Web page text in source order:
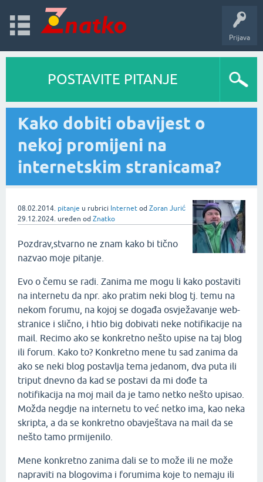
Prijava
POSTAVITE PITANJE
Kako dobiti obavijest o
nekoj promijeni na
internetskim stranicama?
08.02.2014. pitanje u rubrici Internet od Zoran Jurić
29.12.2024. uređen od Znatko
Pozdrav,stvarno ne znam kako bi tično
nazvao moje pitanje.
Evo o čemu se radi. Zanima me mogu li kako postaviti
na internetu da npr. ako pratim neki blog tj. temu na
nekom forumu, na kojoj se događa osvježavanje web-
stranice i slično, i htio big dobivati neke notifikacije na
mail. Recimo ako se konkretno nešto upise na taj blog
ili forum. Kako to? Konkretno mene tu sad zanima da
ako se neki blog postavlja tema jedanom, dva puta ili
triput dnevno da kad se postavi da mi dođe ta
notifikacija na moj mail da je tamo netko nešto upisao.
Možda negdje na internetu to već netko ima, kao neka
skripta, a da se konkretno obavještava na mail da se
nešto tamo prmijenilo.
Mene konkretno zanima dali se to može ili ne može
napraviti na blogovima i forumima koje to nemaju ili